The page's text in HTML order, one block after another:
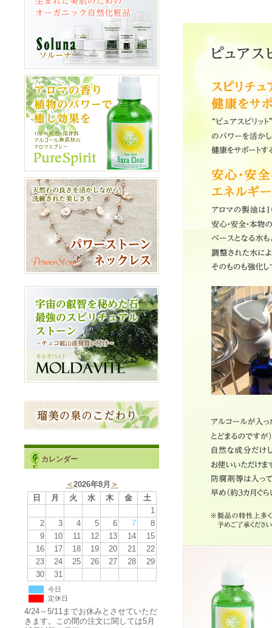
カレンダー
＜2026年8月 ＞
日
月 火 水 木 金
土
1
2
3 4 5 6 7
8
9
10 11 12 13 14
15
16
17 18 19 20 21
22
23
24 25 26 27 28
29
30
31
今日
定休日
4/24～5/11までお休みとさせていただ
きます。この間の注文に関しては5月